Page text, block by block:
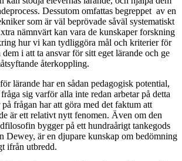
Dessutom omfattas begreppet av en
som är väl beprövade såväl systematiskt
nämnvärt kan vara de kunskaper forskning
hur vi kan tydliggöra mål och kriterier för
dem i att ta ansvar för sitt eget lärande och ge
återkoppling.
lärande har en sådan pedagogisk potential,
sig varför alla inte redan arbetar på detta
frågan har att göra med det faktum att
är ett relativt nytt fenomen. Även om den
bygger på ett hundraårigt tankegods
Dewey, är en djupare kunskap om bedömning
ifrån utbredd.